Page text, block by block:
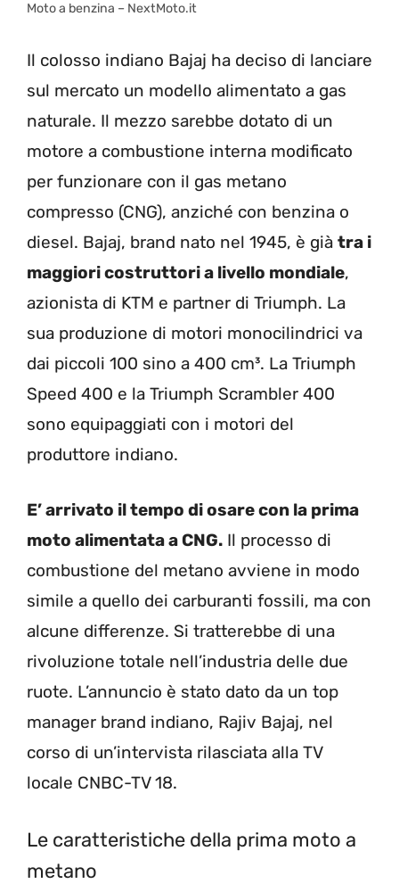
Moto a benzina – NextMoto.it
Il colosso indiano Bajaj ha deciso di lanciare
sul mercato un modello alimentato a gas
naturale. Il mezzo sarebbe dotato di un
motore a combustione interna modificato
per funzionare con il gas metano
compresso (CNG), anziché con benzina o
diesel. Bajaj, brand nato nel 1945, è già tra i
maggiori costruttori a livello mondiale,
azionista di KTM e partner di Triumph. La
sua produzione di motori monocilindrici va
dai piccoli 100 sino a 400 cm³. La Triumph
Speed 400 e la Triumph Scrambler 400
sono equipaggiati con i motori del
produttore indiano.
E’ arrivato il tempo di osare con la prima
moto alimentata a CNG. Il processo di
combustione del metano avviene in modo
simile a quello dei carburanti fossili, ma con
alcune differenze. Si tratterebbe di una
rivoluzione totale nell’industria delle due
ruote. L’annuncio è stato dato da un top
manager brand indiano, Rajiv Bajaj, nel
corso di un’intervista rilasciata alla TV
locale CNBC-TV 18.
Le caratteristiche della prima moto a
metano